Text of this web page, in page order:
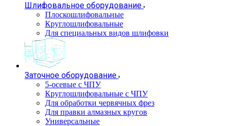
Шлифовальное оборудование
Плоскошлифовальные
Круглошлифовальные
Для специальных видов шлифовки
Заточное оборудование
5-осевые с ЧПУ
Круглошлифовальные с ЧПУ
Для обработки червячных фрез
Для правки алмазных кругов
Универсальные